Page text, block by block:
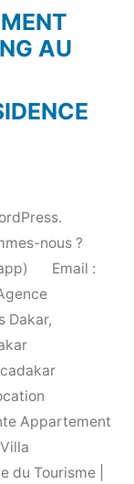
AU
nous ?
Email :
Dakar,
Appartement
du Tourisme |